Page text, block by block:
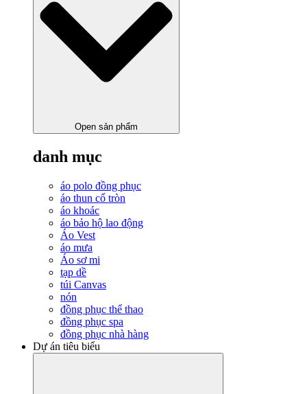
Open sản phẩm
danh mục
áo polo đồng phục
áo thun cổ tròn
áo khoác
áo bảo hộ lao động
Áo Vest
áo mưa
Áo sơ mi
tạp dề
túi Canvas
nón
đồng phục thể thao
đồng phục spa
đồng phục nhà hàng
Dự án tiêu biểu